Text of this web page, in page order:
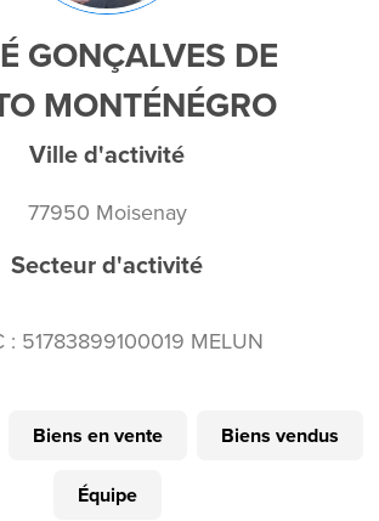
GONÇALVES DE
MONTÉNÉGRO
Ville d'activité
77950 Moisenay
Secteur d'activité
: 51783899100019 MELUN
Biens en vente Biens vendus
Équipe